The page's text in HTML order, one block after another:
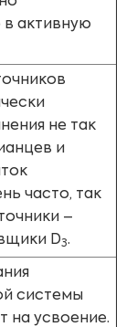
активную
не так
и
часто, так
–
D3.
системы
на усвоение.